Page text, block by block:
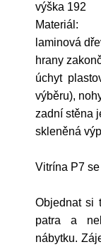
výška 192
Materiál:
laminová
hrany
úchyt
výběru),
zadní stěna
skleněná
Vitrína P7
Objednat si
patra a
nábytku.